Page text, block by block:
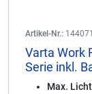
Artikel-Nr.: 144071
Varta Work
Serie inkl.
Max.